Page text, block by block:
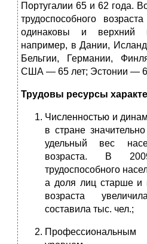
Португалии 65 и 62 года.
трудоспособного
одинаковы и верхний
например, в Дании,
Бельгии, Германии,
США — 65 лет; Эстонии —
Трудовы ресурсы
Численностью и
в стране
удельный вес
возраста. В
трудоспособного
а доля лиц старше и
возраста
составила тыс. чел.;